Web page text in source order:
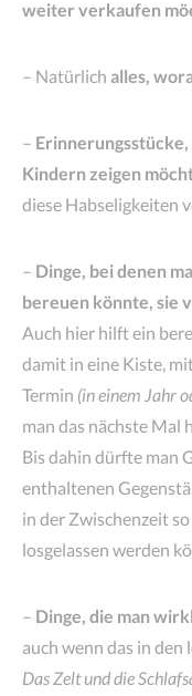
weiter verkaufen
– Natürlich alles,
– Erinnerungsstücke,
Kindern zeigen
diese Habseligkeiten
– Dinge, bei denen
bereuen könnte, sie
Auch hier hilft ein
damit in eine Kiste,
Termin (in einem Jahr
man das nächste Mal
Bis dahin dürfte man
enthaltenen
in der Zwischenzeit
losgelassen werden
– Dinge, die man
auch wenn das in
Das Zelt und die